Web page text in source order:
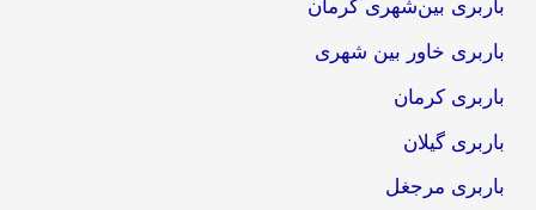
باربری بین‌شهری کرمان
باربری خاور بین شهری
باربری کرمان
باربری گیلان
باربری مرجغل